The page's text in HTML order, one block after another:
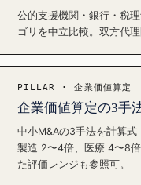
公的支援機関・銀行・税
ゴリを中立比較。双方代
PILLAR · 企業価値算定
企業価値算定の3手
中小M&Aの3手法を計算式
製造 2〜4倍、医療 4〜8
た評価レンジも参照可。